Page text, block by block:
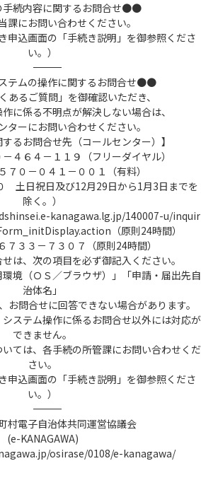
続内容に関するお問合せ●●
課にお問い合わせください。
申込画面の「手続き説明」を御参照くださ
い。）
――――――――――――――――――――――――――――――――――――――――――――――――――
テムの操作に関するお問合せ●●
あるご質問」を御確認いただき、
に係る不明点が解決しない場合は、
ターにお問い合わせください。
するお問合せ先（コールセンター）】
４６４－１１９（フリーダイヤル）
７０－０４１－００１（有料）
土日祝日及び12月29日から1月3日までを
除く。）
kanagawa.lg.jp/140007-u/inquir
（原則24時間）
７３３－７３０７（原則24時間）
は、次の項目を必ず御記入ください。
環境（ＯＳ／ブラウザ）」「申請・届出先自
治体名」
お問合せに回答できない場合があります。
ステム操作に係るお問合せ以外には対応が
できません。
ては、各手続の所管課にお問い合わせくだ
さい。
申込画面の「手続き説明」を御参照くださ
い。）
――――――――――――――――――――――――――――――――――――――――――――――――――
村電子自治体共同運営協議会
(e-KANAGAWA)
osirase/0108/e-kanagawa/